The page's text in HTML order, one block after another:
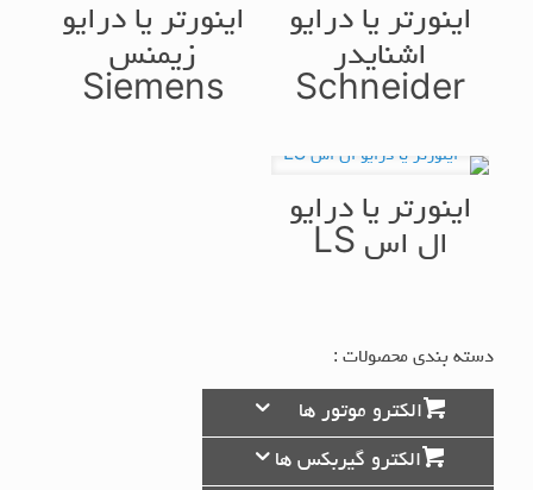
اینورتر یا درایو
اشنایدر
Schneider
اینورتر یا درایو
زیمنس
Siemens
اینورتر یا درایو
ال اس LS
دسته بندی محصولات :
الکترو موتور ها
الکترو گیربکس ها